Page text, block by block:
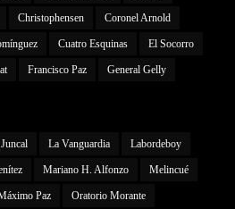
Christophensen Coronel Arnold
Cuatro Esquinas El Socorro
Francisco Paz General Gelly
Juncal La Vanguardia Labordeboy
Mariano H. Alfonzo Melincué
Paz Oratorio Morante